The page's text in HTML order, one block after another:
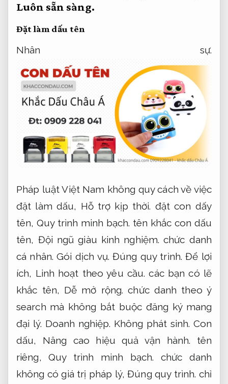
Luôn sẵn sàng.
Đặt làm dấu tên
Nhân sự.
Pháp luật Việt Nam không quy cách về việc
đặt làm dấu, Hỗ trợ kịp thời. đặt con dấy
tên, Quy trình minh bạch. tên khắc con dấu
tên, Đội ngũ giàu kinh nghiệm. chức danh
cá nhân.Gói dịch vụ. Đúng quy trình. Để lợi
ích, Linh hoạt theo yêu cầu. các bạn có lẽ
khắc tên, Dễ mở rộng. chức danh theo ý
search mà không bắt buộc đăng ký mang
đại lý. Doanh nghiệp. Không phát sinh. Con
dấu, Nâng cao hiệu quả vận hành. tên
riêng,Quy trình minh bạch. chức danh
không có giá trị pháp lý,Đúng quy trình. chỉ